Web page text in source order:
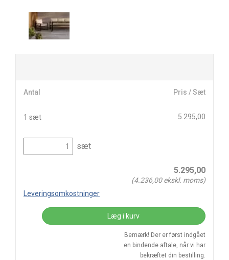
Antal Pris / Sæt
1 sæt 5.295,00
sæt
5.295,00
(4.236,00ekskl. moms)
Leveringsomkostninger
Læg i kurv
Bemærk! Der er først indgået
en bindende aftale, når vi har
bekræftet din bestilling.